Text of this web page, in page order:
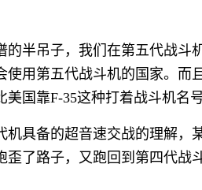
的半吊子，我们在第五代战斗
使用第五代战斗机的国家。而
国靠F-35这种打着战斗机名
机具备的超音速交战的理解，
歪了路子，又跑回到第四代战